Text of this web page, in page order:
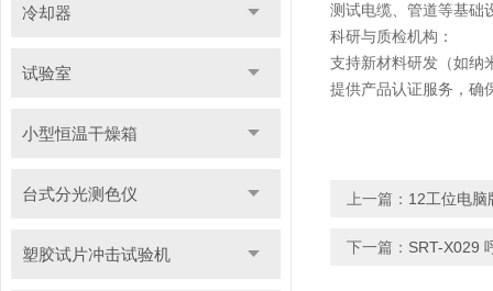
冷却器
试验室
小型恒温干燥箱
台式分光测色仪
塑胶试片冲击试验机
测试电缆、管道等基础
科研与质检机构：
支持新材料研发（如纳
提供产品认证服务，确
上一篇： 12工位电脑
下一篇： SRT-X029